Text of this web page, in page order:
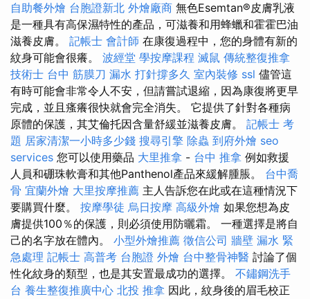
自助餐外燴 台胞證新北 外燴廠商 無色Esemtan®皮膚乳液
是一種具有高保濕特性的產品，可滋養和用蜂蠟和霍霍巴油
滋養皮膚。 記帳士 會計師 在康復過程中，您的身體有新的
紋身可能會很癢。 波經堂 學按摩課程 滅鼠 傳統整復推拿
技術士 台中 筋膜刀 漏水 打針撐多久 室內裝修 ssl 儘管這
有時可能會非常令人不安，但請嘗試退縮，因為康復將更早
完成，並且瘙癢很快就會完全消失。 它提供了針對各種病
原體的保護，其艾倫托因含量舒緩並滋養皮膚。 記帳士 考
題 居家清潔一小時多少錢 搜尋引擎 除蟲 到府外燴 seo
services 您可以使用藥品 大里推拿 - 台中 推拿 例如救援
人員和硼珠軟膏和其他Panthenol產品來緩解腫脹。 台中喬
骨 宜蘭外燴 大里按摩推薦 主人告訴您在此或在這種情況下
要購買什麼。 按摩學徒 烏日按摩 高級外燴 如果您想為皮
膚提供100％的保護，則必須使用防曬霜。 一種選擇是將自
己的名字放在體內。 小型外燴推薦 徵信公司 牆壁 漏水 緊
急處理 記帳士 高普考 台胞證 外燴 台中整骨神醫 討論了個
性化紋身的類型，也是其安置最成功的選擇。 不鏽鋼洗手
台 養生整復推廣中心 北投 推拿 因此，紋身後的眉毛校正